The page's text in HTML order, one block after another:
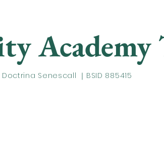
Senescall ｜BSID 885415
Academy